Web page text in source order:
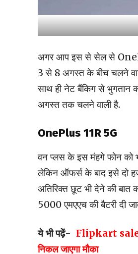
अगर आप इस से सेल से
3 से 8 अगस्त के बीच चलने
साथ ही नेट बैंकिग से
अगस्त तक चलने वाली है.
OnePlus 11R 5G
वन प्लस के इस मंहगे फोन
लेकिन ऑफर्स के बाद इसे दो
अतिरिक्त छूट भी देने की
5000 एमएएच की बैटरी दी
ये भी पढ़ें- Flipkart sales:
निकल जाएगा मौका